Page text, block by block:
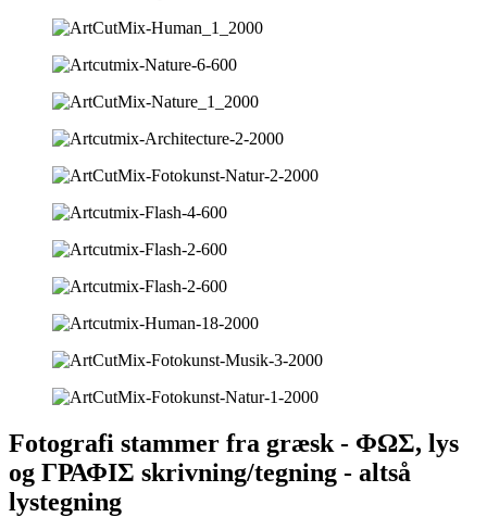
Fotografi stammer fra græsk - ΦΩΣ, lys
og ΓΡΑΦΙΣ skrivning/tegning - altså
lystegning